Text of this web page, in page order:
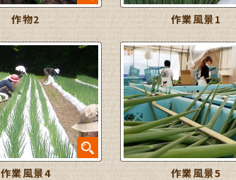
作物2 作業風景1
作業風景4 作業風景5